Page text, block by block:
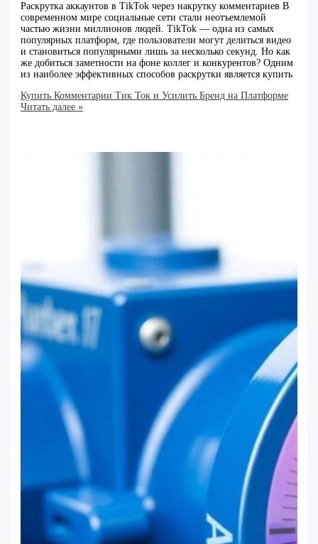
Раскрутка аккаунтов в TikTok через накрутку комментариев В
современном мире социальные сети стали неотъемлемой
частью жизни миллионов людей. TikTok — одна из самых
популярных платформ, где пользователи могут делиться видео
и становиться популярными лишь за несколько секунд. Но как
же добиться заметности на фоне коллег и конкурентов? Одним
из наиболее эффективных способов раскрутки является купить
Купить Комментарии Тик Ток и Усилить Бренд на Платформе
Читать далее »